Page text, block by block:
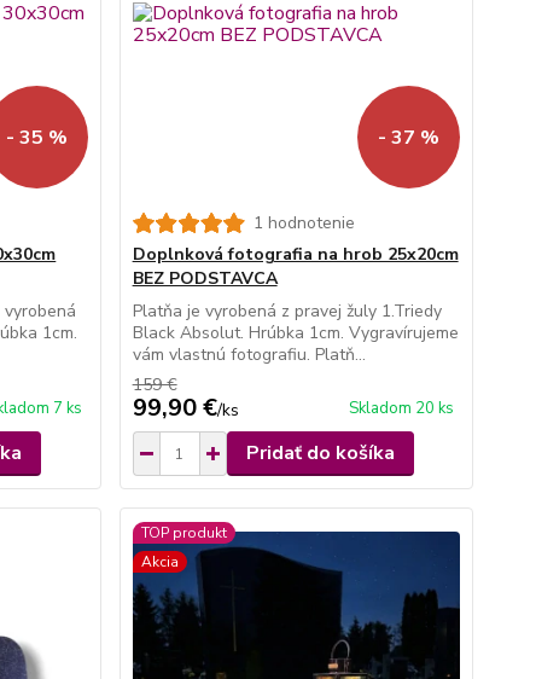
- 35 %
1cm.
7 ks
- 37 %
1 hodnotenie
Doplnková fotografia na hrob 25x20cm
BEZ PODSTAVCA
Platňa je vyrobená z pravej žuly 1.Triedy
Black Absolut. Hrúbka 1cm. Vygravírujeme
vám vlastnú fotografiu. Platň...
159 €
99,90 €/ks Skladom 20 ks
Pridať do košíka
TOP produkt
Akcia